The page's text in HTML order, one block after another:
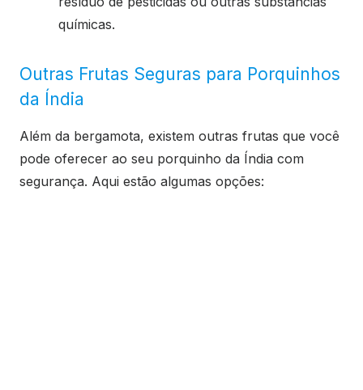
químicas.
Outras Frutas Seguras para Porquinhos
da Índia
Além da bergamota, existem outras frutas que você
pode oferecer ao seu porquinho da Índia com
segurança. Aqui estão algumas opções: